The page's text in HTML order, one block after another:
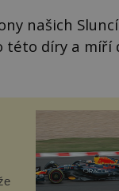
našich
díry a míří